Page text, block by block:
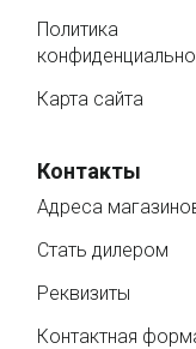
Политика
Карта сайта
Контакты
Адреса
Стать дилером
Реквизиты
Контактная